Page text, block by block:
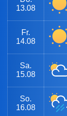
13.08
Fr.
14.08
Sa.
15.08
So.
16.08